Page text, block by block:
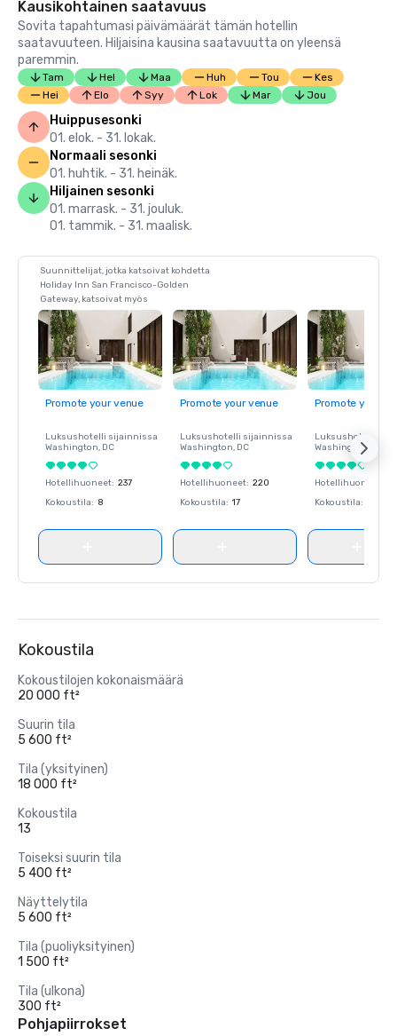
Kausikohtainen saatavuus
Sovita tapahtumasi päivämäärät tämän hotellin
saatavuuteen. Hiljaisina kausina saatavuutta on yleensä
paremmin.
Tam Hel Maa Huh Tou
Kes
Hei
Elo Syy Lok Mar Jou
Huippusesonki
01. elok. - 31. lokak.
Normaali sesonki
01. huhtik. - 31. heinäk.
Hiljainen sesonki
01. marrask. - 31. jouluk.
01. tammik. - 31. maalisk.
Suunnittelijat, jotka katsoivat kohdetta
Holiday Inn San Francisco-Golden
Gateway, katsoivat myös
Promote your venue
Luksushotelli sijainnissa
Washington, DC
Hotellihuoneet: 237
Kokoustila: 8
Promote your venue
Luksushotelli sijainnissa
Washington, DC
Hotellihuoneet: 220
Kokoustila: 17
Promote your
Luksushotelli
Washington
Hotellihuoneet
Kokoustila:
Kokoustila
Kokoustilojen kokonaismäärä
20 000 ft²
Suurin tila
5 600 ft²
Tila (yksityinen)
18 000 ft²
Kokoustila
13
Toiseksi suurin tila
5 400 ft²
Näyttelytila
5 600 ft²
Tila (puoliyksityinen)
1 500 ft²
Tila (ulkona)
300 ft²
Pohjapiirrokset